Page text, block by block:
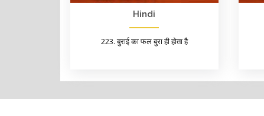
Hindi
223. बुराई का फल बुरा ही होता है